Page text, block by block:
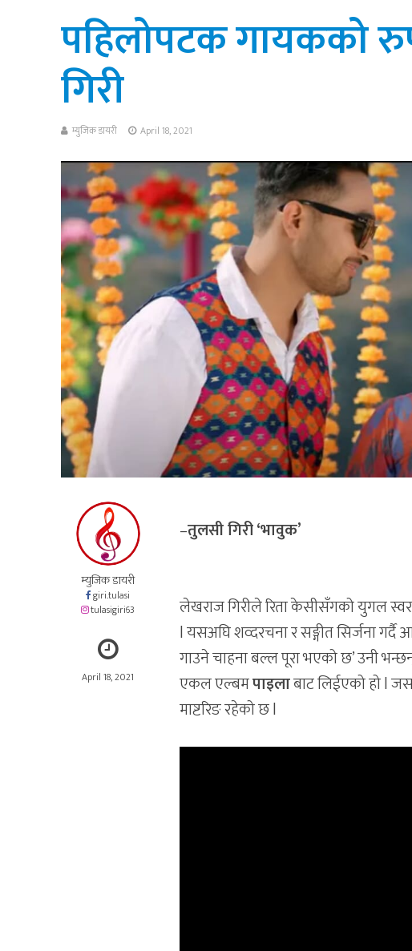
पहिलोपटक गायकको
गिरी
म्युजिक डायरी April 18, 2021
म्युजिक डायरी
giri.tulasi
tulasigiri63
April 18, 2021
–तुलसी गिरी ‘भावुक’
लेखराज गिरीले रिता केसीसँगको युगल
l यसअघि शव्दरचना र सङ्गीत सिर्जना
गाउने चाहना बल्ल पूरा भएको छ’ उनी
एकल एल्बमपाइलाबाट लिईएको हो l
माष्टरिङ रहेको छ l